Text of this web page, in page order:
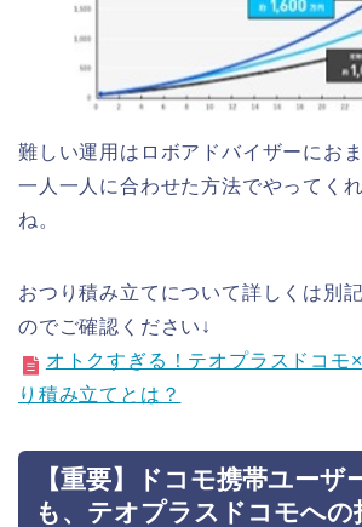
難しい運用はロボアドバイザーにお
一人一人に合わせた方法でやってく
ね。
おつり積み立てについて詳しくは別
のでご確認ください↓
オトクすぎる！テオプラスドコモ
り積み立てとは？
【重要】ドコモ携帯ユーザ
も、テオプラスドコモへの